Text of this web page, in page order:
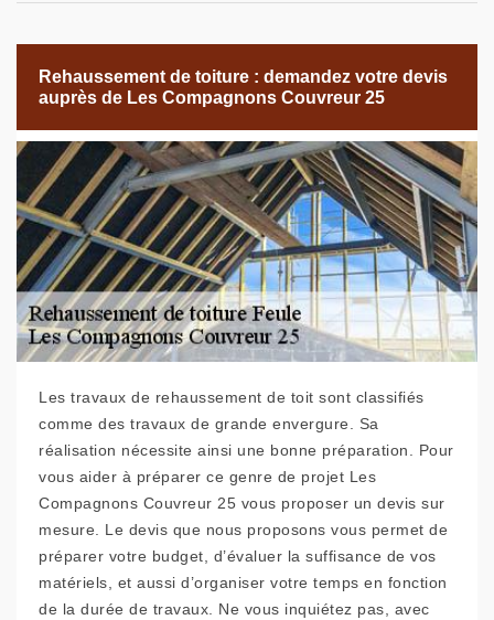
Rehaussement de toiture : demandez votre devis
auprès de Les Compagnons Couvreur 25
Les travaux de rehaussement de toit sont classifiés
comme des travaux de grande envergure. Sa
réalisation nécessite ainsi une bonne préparation. Pour
vous aider à préparer ce genre de projet Les
Compagnons Couvreur 25 vous proposer un devis sur
mesure. Le devis que nous proposons vous permet de
préparer votre budget, d’évaluer la suffisance de vos
matériels, et aussi d’organiser votre temps en fonction
de la durée de travaux. Ne vous inquiétez pas, avec